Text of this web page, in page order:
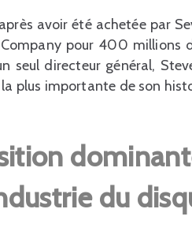
avoir été achetée par
pour 400 millions
seul directeur général,
plus importante de son
du